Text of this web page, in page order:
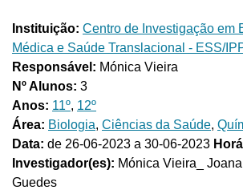
Instituição: Centro de Investigação em
Médica e Saúde Translacional - ESS/
Responsável: Mónica Vieira
Nº Alunos: 3
Anos: 11º, 12º
Área: Biologia, Ciências da Saúde,
Data: de 26-06-2023 a 30-06-2023
Investigador(es): Mónica Vieira_
Guedes